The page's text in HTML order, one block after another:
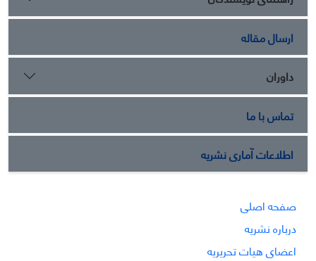
ارسال مقاله
داوران
تماس با ما
اطلاعات آماری نشریه
صفحه اصلی
درباره نشریه
اعضای هیات تحریریه